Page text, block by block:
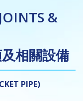
&
相關設備
PIPE)